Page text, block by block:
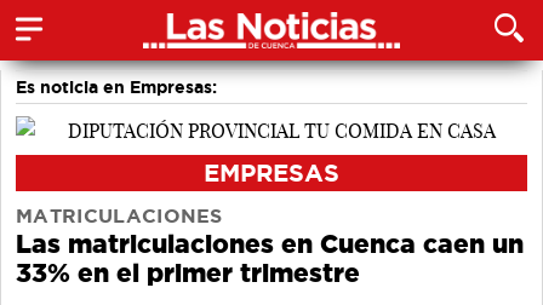
Es noticia en Empresas:
EMPRESAS
MATRICULACIONES
Las matriculaciones en Cuenca caen un
33% en el primer trimestre